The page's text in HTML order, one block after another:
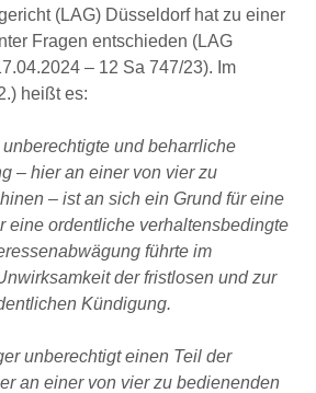
(LAG) Düsseldorf hat zu einer
Fragen entschieden (LAG
– 12 Sa 747/23). Im
heißt es:
und beharrliche
– hier an einer von vier zu
– ist an sich ein Grund für eine
eine ordentliche verhaltensbedingte
führte im
der fristlosen und zur
Kündigung.
unberechtigt einen Teil der
an einer von vier zu bedienenden